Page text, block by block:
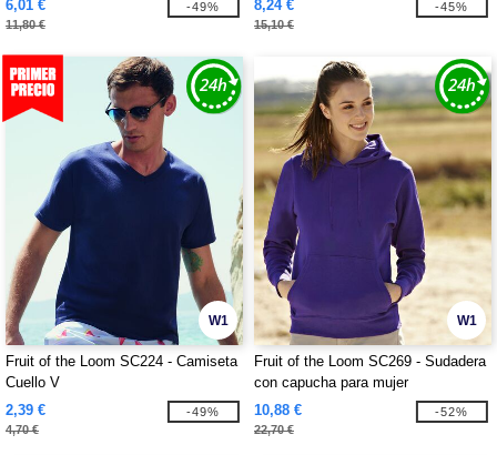
6,01 €
11,80 €
-49% 8,24 €
15,10 €
-45%
W1
Fruit of the Loom SC224 - Camiseta
Cuello V
2,39 €
4,70 €
-49%
W1
Fruit of the Loom SC269 - Sudadera
con capucha para mujer
10,88 €
22,70 €
-52%